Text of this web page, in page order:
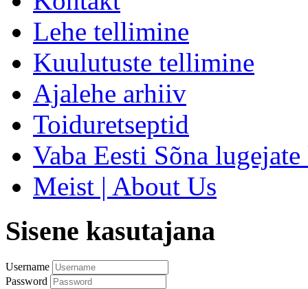
Lehe tellimine
Kuulutuste tellimine
Ajalehe arhiiv
Toiduretseptid
Vaba Eesti Sõna
Meist | About Us
Sisene kasutajana
Username
Password